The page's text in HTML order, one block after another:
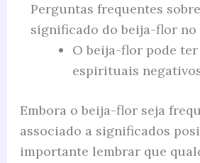
Perguntas frequentes
significado do beija-flor
O beija-flor pode
espirituais
Embora o beija-flor seja
associado a significados
importante lembrar que